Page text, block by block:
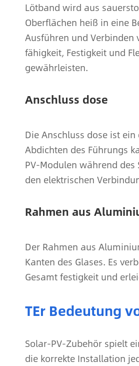
Lötband wird aus
Oberflächen heiß in eine
Ausführen und Verbinden
fähigkeit, Festigkeit und
gewährleisten.
Anschluss dose
Die Anschluss dose ist
Abdichten des Führungs
PV-Modulen während
den elektrischen
Rahmen aus
Der Rahmen aus
Kanten des Glases. Es
Gesamt festigkeit und
TEr Bedeutung
Solar-PV-Zubehör spielt
die korrekte Installation